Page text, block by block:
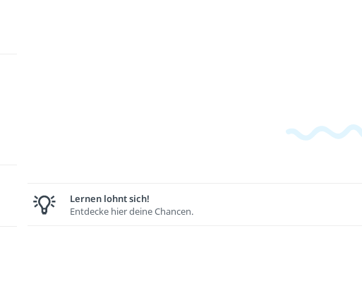
Lernen lohnt sich!
Entdecke hier deine Chancen.